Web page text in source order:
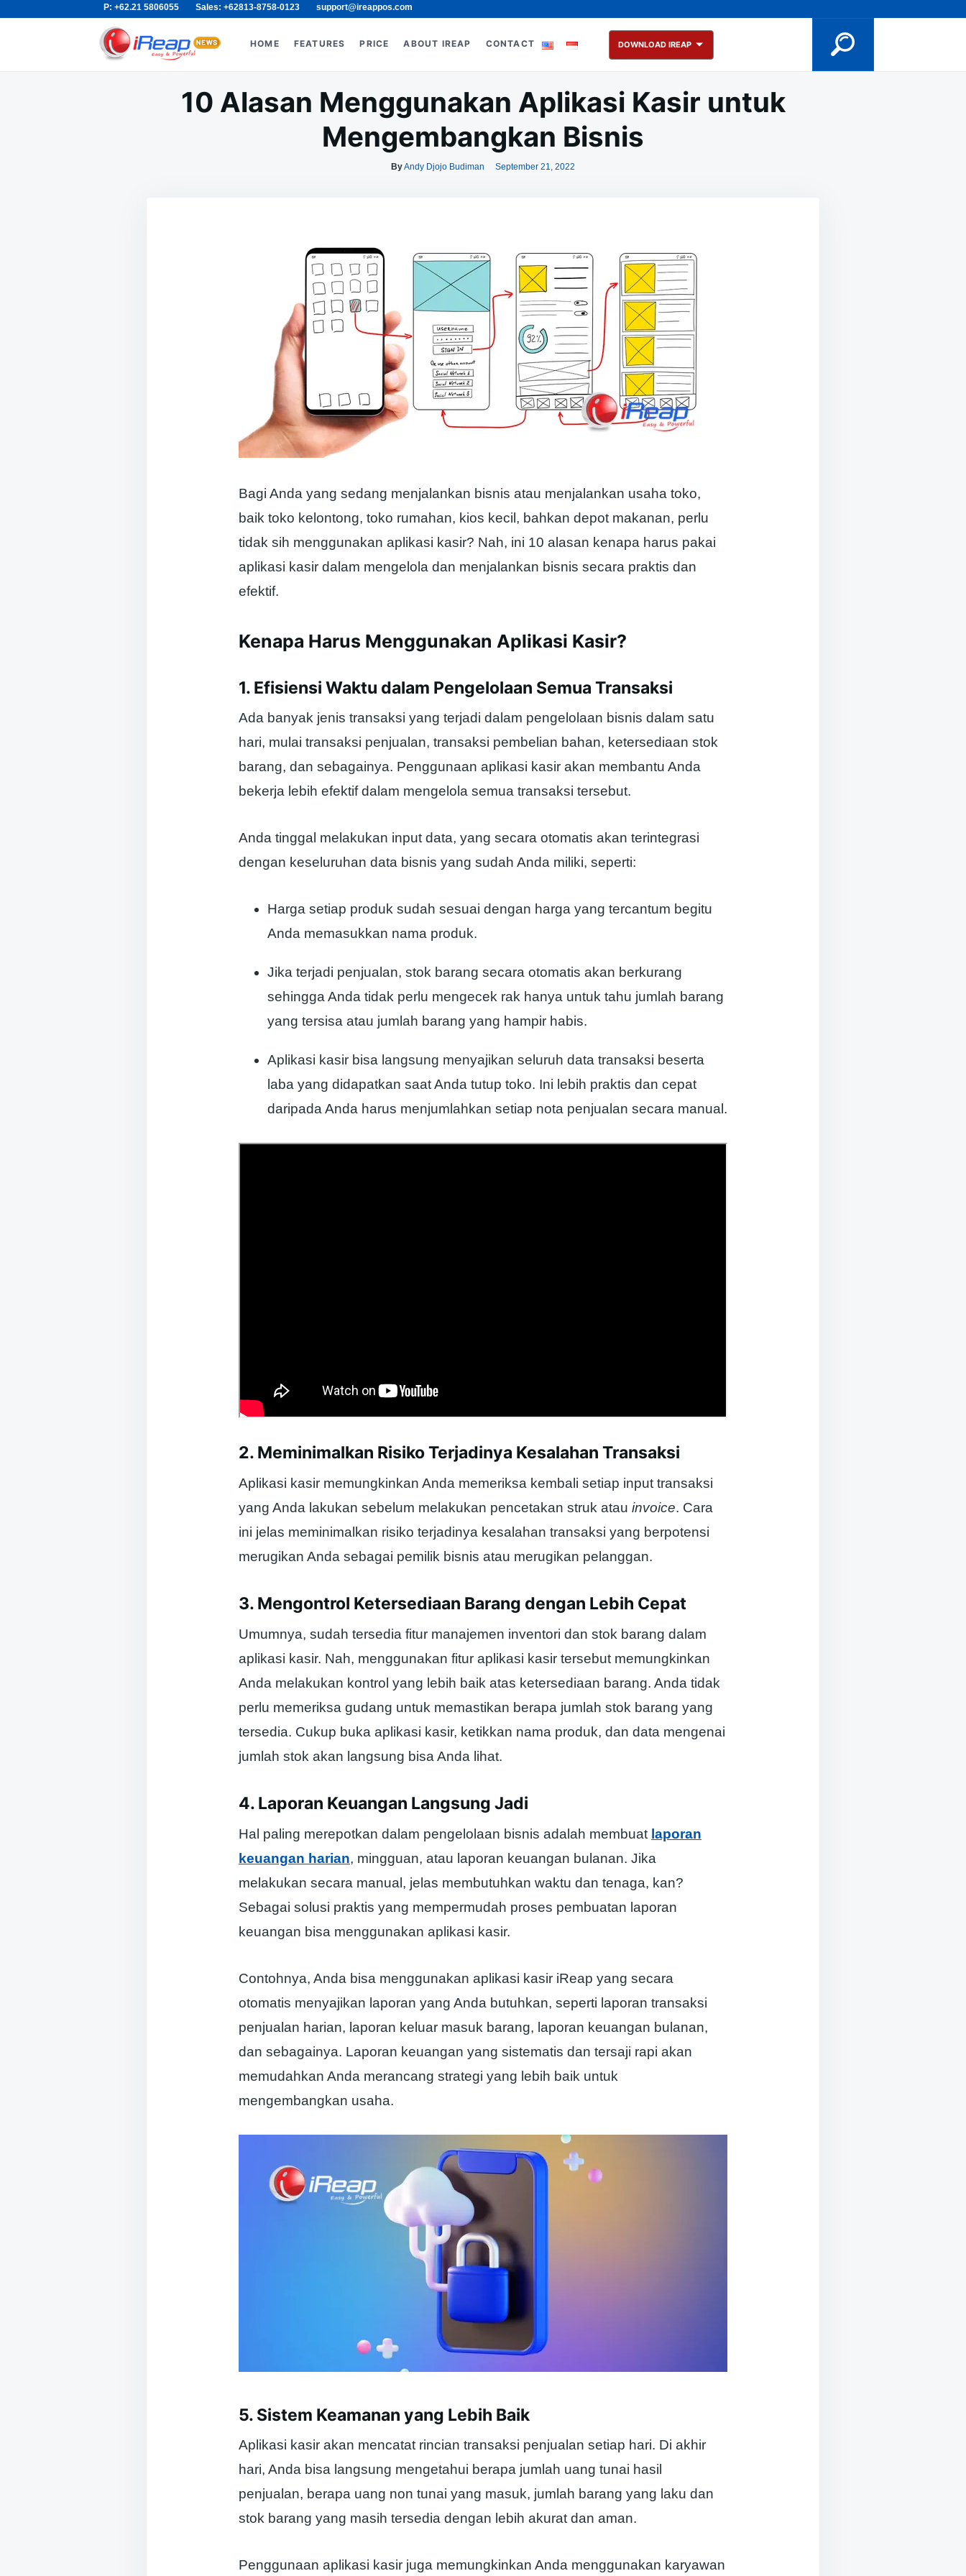
P: +62.21 5806055 Sales: +62813-8758-0123 support@ireappos.com
Search
HOME FEATURES PRICE ABOUT IREAP CONTACT DOWNLOAD IREAP
10 Alasan Menggunakan Aplikasi Kasir untuk
Mengembangkan Bisnis
ByAndy Djojo Budiman September 21, 2022
Bagi Anda yang sedang menjalankan bisnis atau menjalankan usaha toko,
baik toko kelontong, toko rumahan, kios kecil, bahkan depot makanan, perlu
tidak sih menggunakan aplikasi kasir? Nah, ini 10 alasan kenapa harus pakai
aplikasi kasir dalam mengelola dan menjalankan bisnis secara praktis dan
efektif.
Kenapa Harus Menggunakan Aplikasi Kasir?
1. Efisiensi Waktu dalam Pengelolaan Semua Transaksi
Ada banyak jenis transaksi yang terjadi dalam pengelolaan bisnis dalam satu
hari, mulai transaksi penjualan, transaksi pembelian bahan, ketersediaan stok
barang, dan sebagainya. Penggunaan aplikasi kasir akan membantu Anda
bekerja lebih efektif dalam mengelola semua transaksi tersebut.
Anda tinggal melakukan input data, yang secara otomatis akan terintegrasi
dengan keseluruhan data bisnis yang sudah Anda miliki, seperti:
Harga setiap produk sudah sesuai dengan harga yang tercantum begitu
Anda memasukkan nama produk.
Jika terjadi penjualan, stok barang secara otomatis akan berkurang
sehingga Anda tidak perlu mengecek rak hanya untuk tahu jumlah barang
yang tersisa atau jumlah barang yang hampir habis.
Aplikasi kasir bisa langsung menyajikan seluruh data transaksi beserta
laba yang didapatkan saat Anda tutup toko. Ini lebih praktis dan cepat
daripada Anda harus menjumlahkan setiap nota penjualan secara manual.
2. Meminimalkan Risiko Terjadinya Kesalahan Transaksi
Aplikasi kasir memungkinkan Anda memeriksa kembali setiap input transaksi
yang Anda lakukan sebelum melakukan pencetakan struk atau invoice. Cara
ini jelas meminimalkan risiko terjadinya kesalahan transaksi yang berpotensi
merugikan Anda sebagai pemilik bisnis atau merugikan pelanggan.
3. Mengontrol Ketersediaan Barang dengan Lebih Cepat
Umumnya, sudah tersedia fitur manajemen inventori dan stok barang dalam
aplikasi kasir. Nah, menggunakan fitur aplikasi kasir tersebut memungkinkan
Anda melakukan kontrol yang lebih baik atas ketersediaan barang. Anda tidak
perlu memeriksa gudang untuk memastikan berapa jumlah stok barang yang
tersedia. Cukup buka aplikasi kasir, ketikkan nama produk, dan data mengenai
jumlah stok akan langsung bisa Anda lihat.
4. Laporan Keuangan Langsung Jadi
Hal paling merepotkan dalam pengelolaan bisnis adalah membuat laporan
keuangan harian, mingguan, atau laporan keuangan bulanan. Jika
melakukan secara manual, jelas membutuhkan waktu dan tenaga, kan?
Sebagai solusi praktis yang mempermudah proses pembuatan laporan
keuangan bisa menggunakan aplikasi kasir.
Contohnya, Anda bisa menggunakan aplikasi kasir iReap yang secara
otomatis menyajikan laporan yang Anda butuhkan, seperti laporan transaksi
penjualan harian, laporan keluar masuk barang, laporan keuangan bulanan,
dan sebagainya. Laporan keuangan yang sistematis dan tersaji rapi akan
memudahkan Anda merancang strategi yang lebih baik untuk
mengembangkan usaha.
5. Sistem Keamanan yang Lebih Baik
Aplikasi kasir akan mencatat rincian transaksi penjualan setiap hari. Di akhir
hari, Anda bisa langsung mengetahui berapa jumlah uang tunai hasil
penjualan, berapa uang non tunai yang masuk, jumlah barang yang laku dan
stok barang yang masih tersedia dengan lebih akurat dan aman.
Penggunaan aplikasi kasir juga memungkinkan Anda menggunakan karyawan